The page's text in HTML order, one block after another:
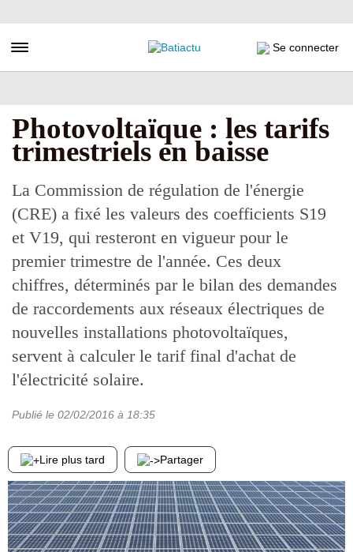
au
principal
Toggle navigation Se connecter
Photovoltaïque : les tarifs
trimestriels en baisse
La Commission de régulation de l'énergie
(CRE) a fixé les valeurs des coefficients S19
et V19, qui resteront en vigueur pour le
premier trimestre de l'année. Ces deux
chiffres, déterminés par le bilan des demandes
de raccordements aux réseaux électriques de
nouvelles installations photovoltaïques,
servent à calculer le tarif final d'achat de
l'électricité solaire.
Publié le 02/02/2016 à 18:35
Lire plus tard Partager